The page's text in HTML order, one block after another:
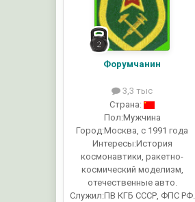
Форумчанин
3,3 тыс
Страна:
Пол:Мужчина
Город:Москва, с 1991 года
Интересы:История
космонавтики, ракетно-
космический моделизм,
отечественные авто.
Служил:ПВ КГБ СССР, ФПС РФ.